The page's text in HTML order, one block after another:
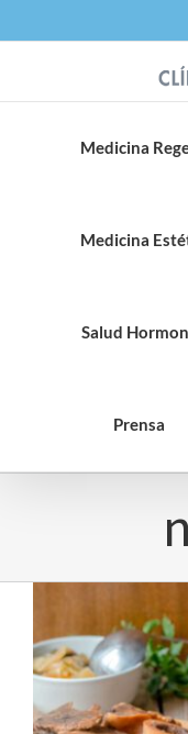
al
Medicina
Medicina
Salud
Prensa